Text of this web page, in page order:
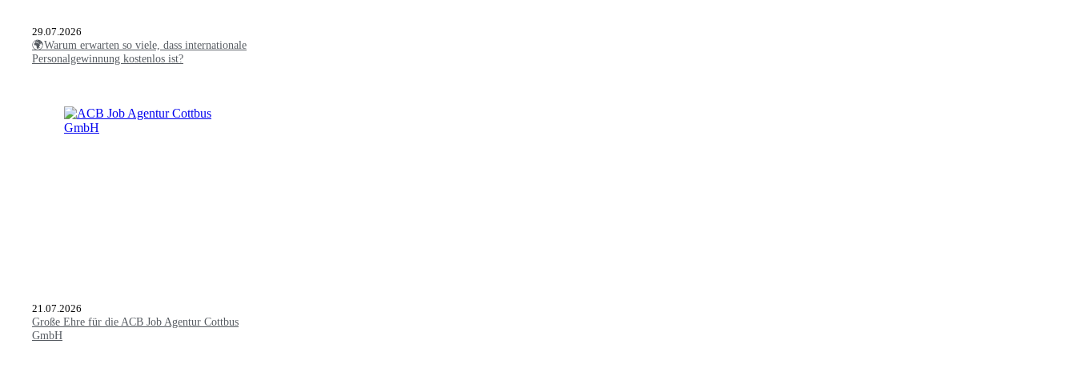
29.07.2026
🌍Warum erwarten so viele, dass internationale
Personalgewinnung kostenlos ist?
21.07.2026
Große Ehre für die ACB Job Agentur Cottbus
GmbH